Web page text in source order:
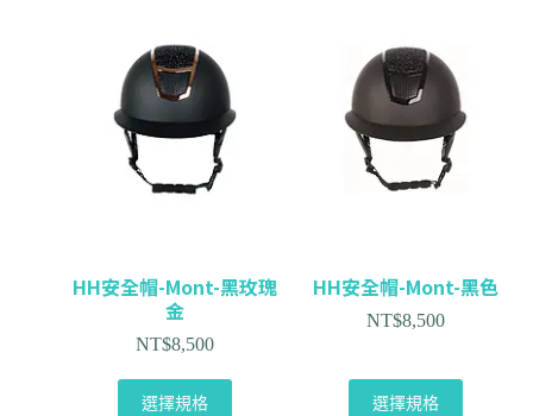
HH安全帽-Mont-黑玫瑰
金
NT$8,500
選擇規格
HH安全帽-Mont-黑色
NT$8,500
選擇規格